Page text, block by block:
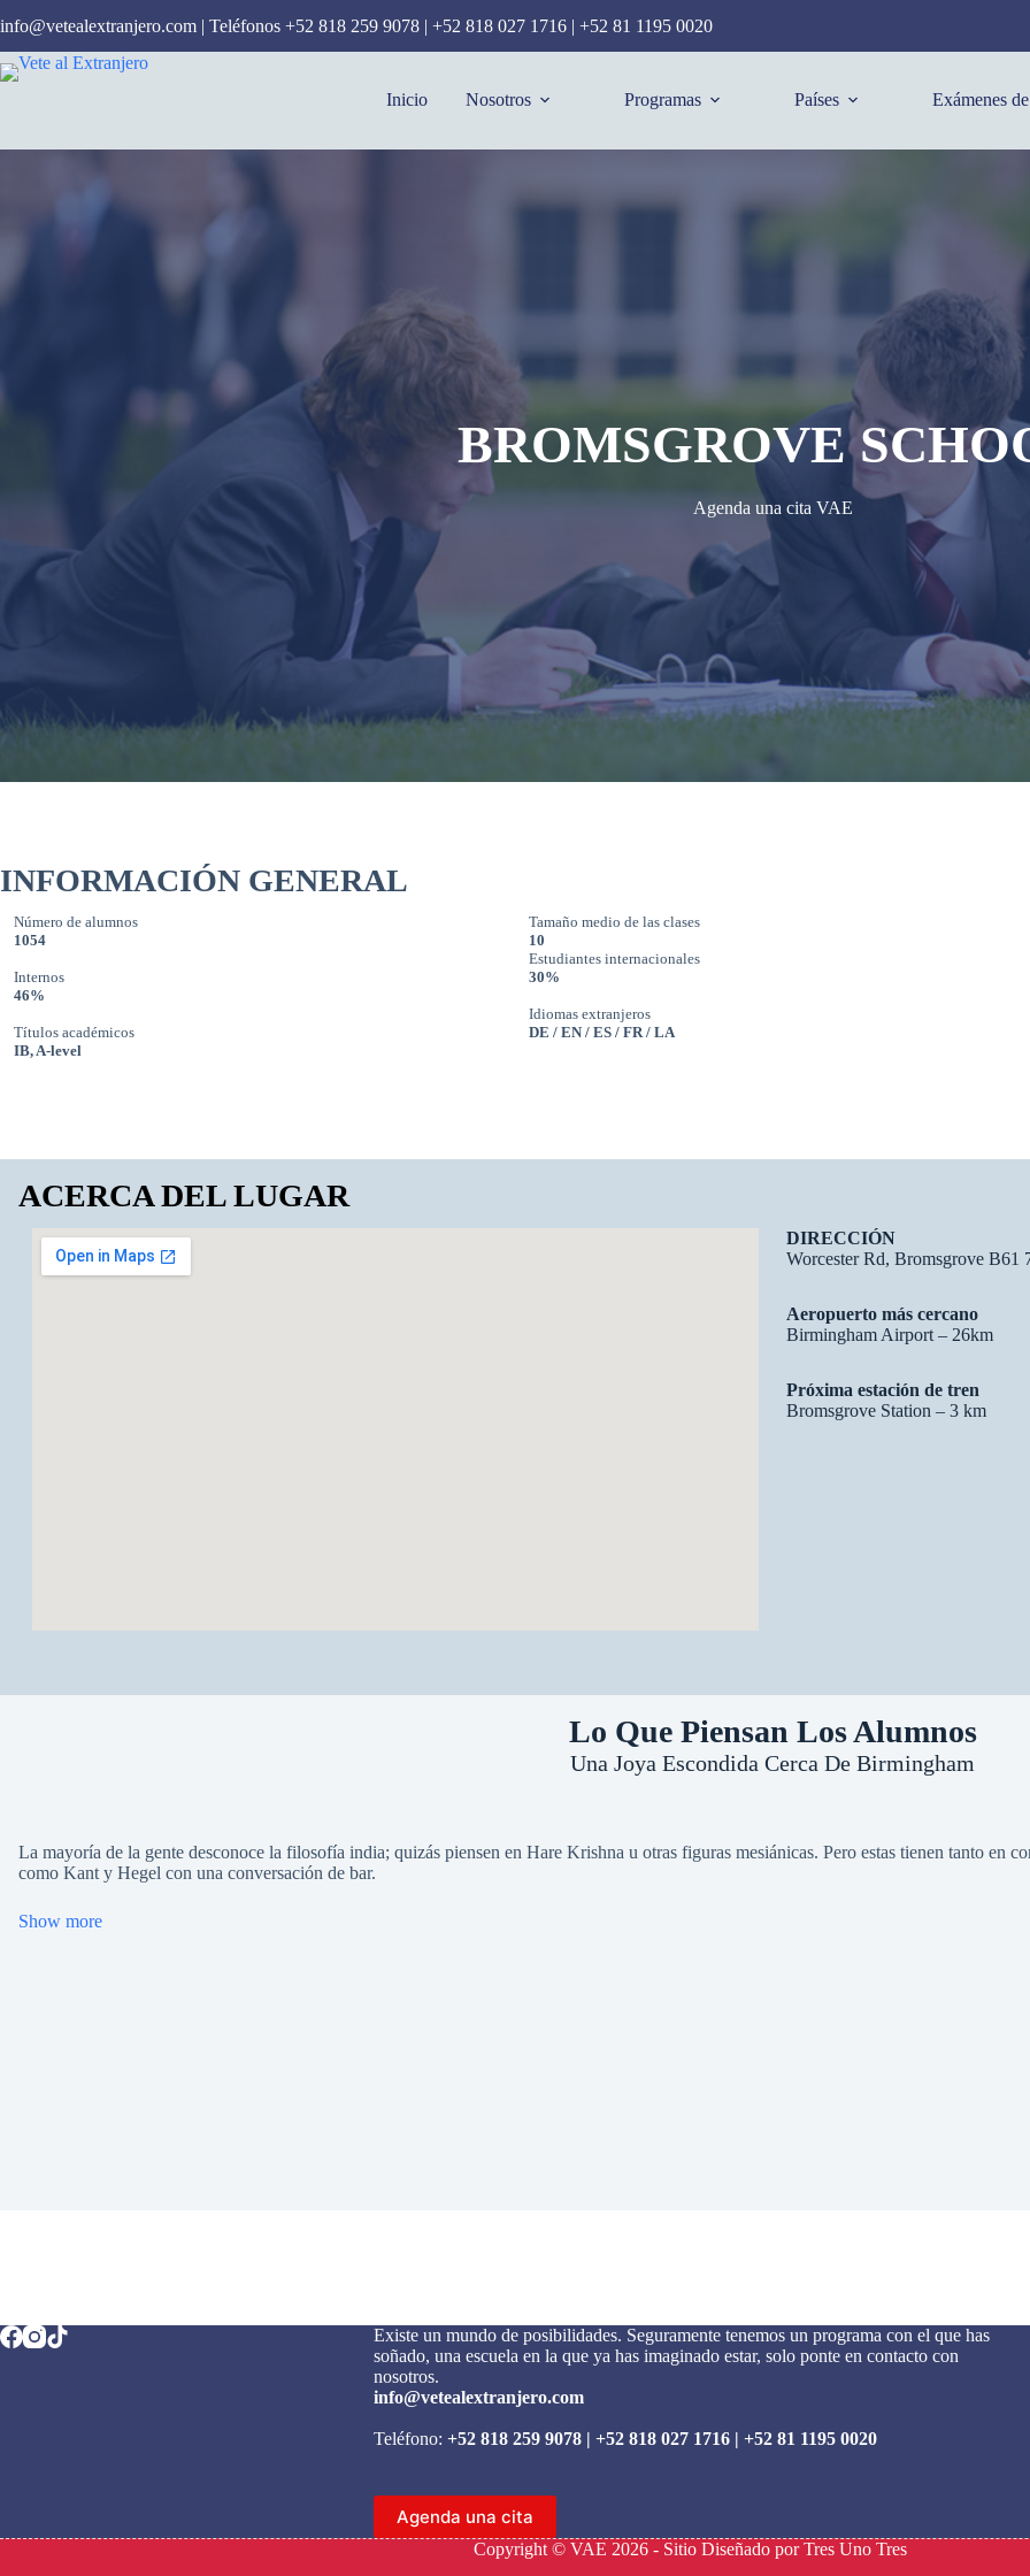
al
contenido
info@vetealextranjero.com | Teléfonos +52 818 259 9078 | +52 818 027 1716 | +52 81 1195 0020
Inicio Nosotros Programas Países Exámenes
BROMSGROVE
Agenda una cita VAE
INFORMACIÓN GENERAL
Número de alumnos
1054
Internos
46%
Títulos académicos
IB, A-level
Tamaño medio de las clases
10
Estudiantes internacionales
30%
Idiomas extranjeros
DE / EN / ES / FR / LA
ACERCA DEL LUGAR
DIRECCIÓN
Worcester Rd, Bromsgrove B61
Aeropuerto más cercano
Birmingham Airport – 26km
Próxima estación de tren
Bromsgrove Station – 3 km
Lo Que Piensan Los Alumnos
Una Joya Escondida Cerca De Birmingham
La mayoría de la gente desconoce la filosofía india; quizás piensen en Hare Krishna u otras figuras mesiánicas. Pero estas tienen tanto en
como Kant y Hegel con una conversación de bar.
Show more
Existe un mundo de posibilidades. Seguramente tenemos un programa con el que has
soñado, una escuela en la que ya has imaginado estar, solo ponte en contacto con
nosotros.
info@vetealextranjero.com
Teléfono: +52 818 259 9078 | +52 818 027 1716 | +52 81 1195 0020
Agenda una cita
Copyright © VAE 2026 - Sitio Diseñado porTres Uno Tres